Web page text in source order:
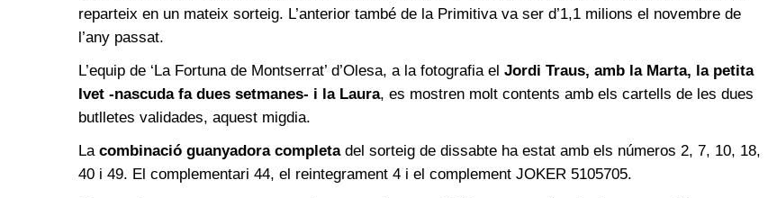
reparteix en un mateix sorteig. L’anterior també de la Primitiva va ser d’1,1 milions el novembre de
l’any passat.
L’equip de ‘La Fortuna de Montserrat’ d’Olesa, a la fotografia el Jordi Traus, amb la Marta, la petita
Ivet -nascuda fa dues setmanes- i la Laura, es mostren molt contents amb els cartells de les dues
butlletes validades, aquest migdia.
La combinació guanyadora completadel sorteig de dissabte ha estat amb els números 2, 7, 10, 18,
40 i 49. El complementari 44, el reintegrament 4 i el complement JOKER 5105705.